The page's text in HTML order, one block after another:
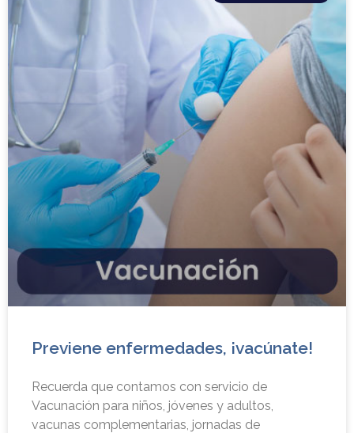
Previene enfermedades, ¡vacúnate!
Recuerda que contamos con servicio de
Vacunación para niños, jóvenes y adultos,
vacunas complementarias, jornadas de